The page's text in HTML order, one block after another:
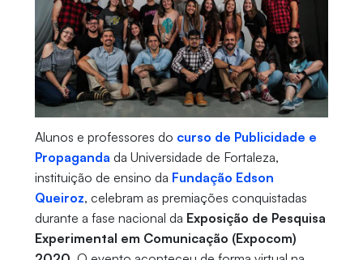
Alunos e professores do curso de Publicidade e
Propaganda da Universidade de Fortaleza,
instituição de ensino da Fundação Edson
Queiroz, celebram as premiações conquistadas
durante a fase nacional da Exposição de Pesquisa
Experimental em Comunicação (Expocom)